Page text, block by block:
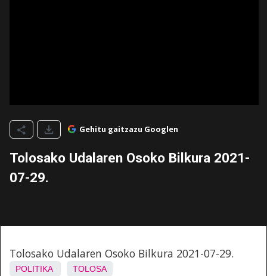
Gehitu gaitzazu Googlen
Tolosako Udalaren Osoko Bilkura 2021-
07-29.
Tolosako Udalaren Osoko Bilkura 2021-07-29.
POLITIKA TOLOSA